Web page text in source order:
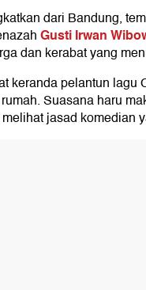
dari Bandung,
Gusti Irwan
dan kerabat yang
keranda pelantun
Suasana haru
jasad komedian